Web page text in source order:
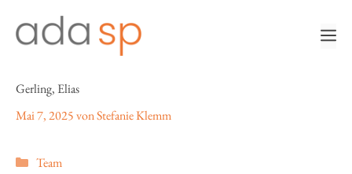
Inhalt
springen
Gerling, Elias
Mai 7, 2025vonStefanie Klemm
Kategorien
Team